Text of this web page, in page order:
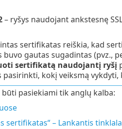
– ryšys naudojant ankstesnę
sertifikatas reiškia, kad
buvo gautas sugadintas (pvz.,
sertifikatą naudojantį ryšį
kokį veiksmą
būti pasiekiami tik anglų kalba:
sertifikatas“ – Lankantis